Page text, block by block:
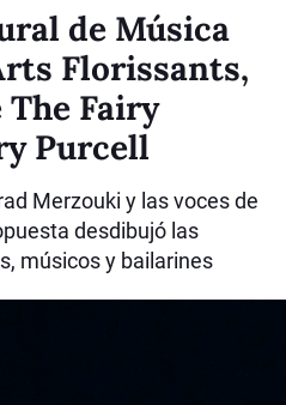
de Música
Florissants,
Fairy
Purcell
Merzouki y las voces de
desdibujó las
músicos y bailarines